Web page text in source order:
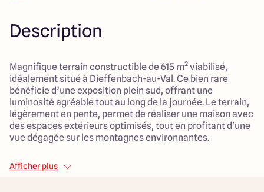
4.4
Description
Magnifique terrain constructible de 615 m² viabilisé,
idéalement situé à Dieffenbach-au-Val. Ce bien rare
bénéficie d’une exposition plein sud, offrant une
luminosité agréable tout au long de la journée. Le terrain,
légèrement en pente, permet de réaliser une maison avec
des espaces extérieurs optimisés, tout en profitant d'une
vue dégagée sur les montagnes environnantes.
L'emplacement se distingue par sa proximité avec une
école primaire, un arrêt de bus et des espaces naturels,
Afficher plus